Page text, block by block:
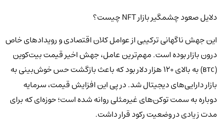
دلایل صعود چشمگیر بازار NFT چیست؟
این جهش ناگهانی ترکیبی از عوامل کلان اقتصادی و رویدادهای خاص
درون بازار بوده است. مهم‌ترین عامل، جهش اخیر قیمت بیت‌کوین
BTC
) به بالای ۱۲۰ هزار دلار بود که باعث بازگشت حس خوش‌بینی به
بازار دارایی‌های دیجیتال شد. در پی این افزایش قیمت، سرمایه
دوباره به سمت توکن‌های غیرمثلی روانه شده است؛ حوزه‌ای که برای
مدت زیادی در وضعیت رکود قرار داشت.